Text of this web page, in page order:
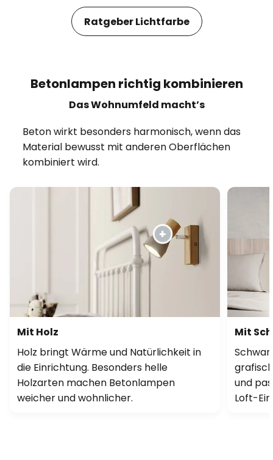
Ratgeber Lichtfarbe
Betonlampen richtig kombinieren
Das Wohnumfeld macht’s
Beton wirkt besonders harmonisch, wenn das
Material bewusst mit anderen Oberflächen
kombiniert wird.
Mit Holz
Holz bringt Wärme und Natürlichkeit in
die Einrichtung. Besonders helle
Holzarten machen Betonlampen
weicher und wohnlicher.
Mit
und
Loft-